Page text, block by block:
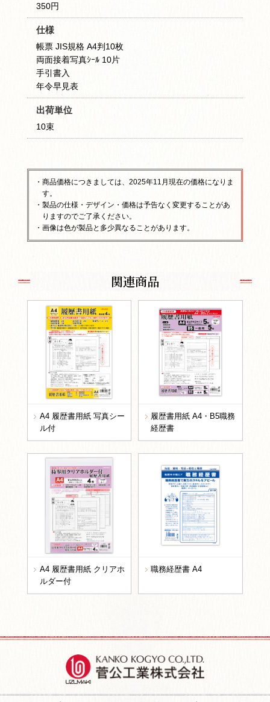
350円
仕様
帳票 JIS規格 A4判10枚
両面接着写真ｼｰﾙ 10片
手引書入
年令早見表
出荷単位
10束
・商品価格につきましては、2025年11月現在の価格になりま
す。
・製品の仕様・デザイン・価格は予告なく変更することがあ
りますのでご了承ください。
・画像は色が製品と多少異なることがあります。
関連商品
A4 履歴書用紙 写真シー
ル付
履歴書用紙 A4・B5職務
経歴書
A4 履歴書用紙 クリアホ
ルダー付
職務経歴書 A4